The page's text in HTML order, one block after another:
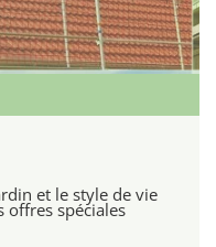
et le style de vie
offres spéciales